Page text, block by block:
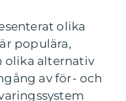
olika
populära,
olika alternativ
av för- och